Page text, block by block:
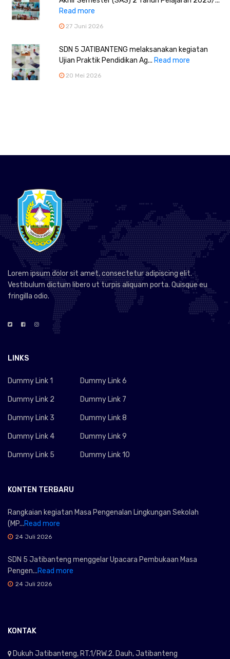
Read more
27 Juni 2026
SDN 5 JATIBANTENG melaksanakan kegiatan
Ujian Praktik Pendidikan Ag... Read more
20 Mei 2026
Lorem ipsum dolor sit amet, consectetur adipiscing elit.
Vestibulum dictum libero ut turpis aliquam porta. Quisque eu
fringilla odio.
LINKS
Dummy Link 1
Dummy Link 2
Dummy Link 3
Dummy Link 4
Dummy Link 5
Dummy Link 6
Dummy Link 7
Dummy Link 8
Dummy Link 9
Dummy Link 10
KONTEN TERBARU
Rangkaian kegiatan Masa Pengenalan Lingkungan Sekolah
(MP...Read more
24 Juli 2026
SDN 5 Jatibanteng menggelar Upacara Pembukaan Masa
Pengen...Read more
24 Juli 2026
KONTAK
Dukuh Jatibanteng, RT.1/RW.2. Dauh, Jatibanteng